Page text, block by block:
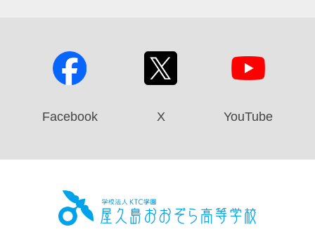
Facebook X YouTube